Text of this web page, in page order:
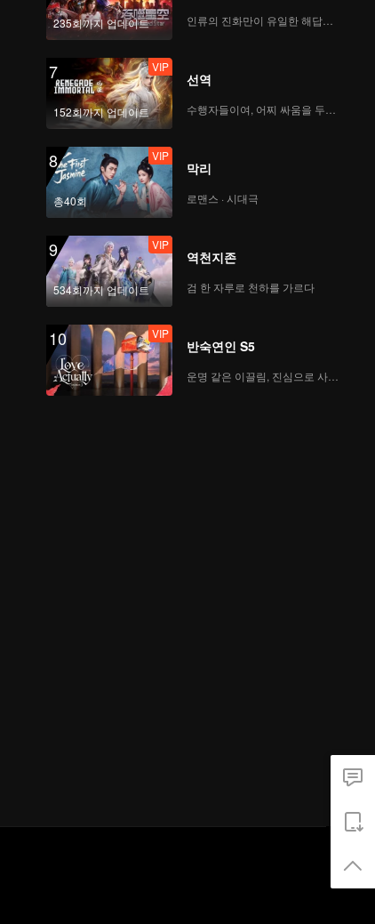
235회까지 업데이트 인류의 진화만이 유일한 해답이다
7
152회까지 업데이트
VIP
선역
8
총40회
VIP
막리
로맨스 · 시대극
9
534회까지 업데이트
VIP
역천지존
검 한 자루로 천하를 가르다
10 VIP
반숙연인 S5
운명 같은 이끌림, 진심으로 사랑하다